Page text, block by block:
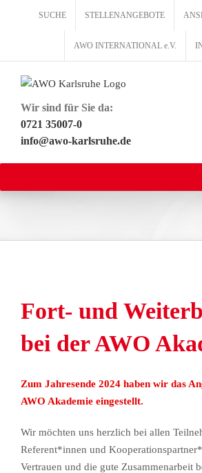
SUCHE STELLENANGEBOTE
AWO INTERNATIONAL e.V.
Wir sind für Sie da:
0721 35007-0
info@awo-karlsruhe.de
Fort- und
bei der AWO
Zum Jahresende 2024 haben wir das
AWO Akademie eingestellt.
Wir möchten uns herzlich bei allen
Referent*innen und
Vertrauen und die gute Zusammenarbeit